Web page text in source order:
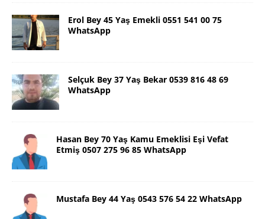
Erol Bey 45 Yaş Emekli 0551 541 00 75
WhatsApp
Selçuk Bey 37 Yaş Bekar 0539 816 48 69
WhatsApp
Hasan Bey 70 Yaş Kamu Emeklisi Eşi Vefat
Etmiş 0507 275 96 85 WhatsApp
Mustafa Bey 44 Yaş 0543 576 54 22 WhatsApp